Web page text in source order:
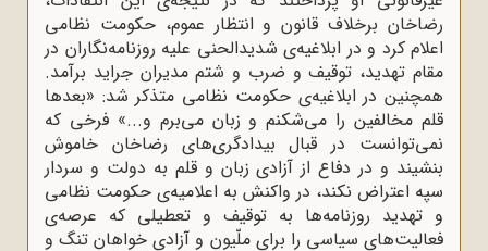
رضاخان برخلاف قانون و انتظار عموم، حکومت نظامی
اعلام کرد و در ابلاغیه‌ی شدیدالحنی علیه روزنامه‌نگاران در
مقام تهدید، توقیف و ضرب و شتم مدیران جراید برآمد.
همچنین در ابلاغیه‌ی حکومت نظامی متذکر شد: «بعدها
قلم مخالفین را می‌شکنم و زبان می‌برم و...» فرخی که
نمی‌توانست در قبال بیدادگری‌های رضاخان خاموش
بنشیند و در دفاع از آزادی زبان و قلم به دولت و سردار
سپه اعتراض نکند، در واکنش به اعلامیه‌ی حکومت نظامی
و تهدید روزنامه‌ها به توقیف و تعطیلی که عرصه‌ی
فعالیت‌های سیاسی را برای ملّیون و آزادی خواهان تنگ و